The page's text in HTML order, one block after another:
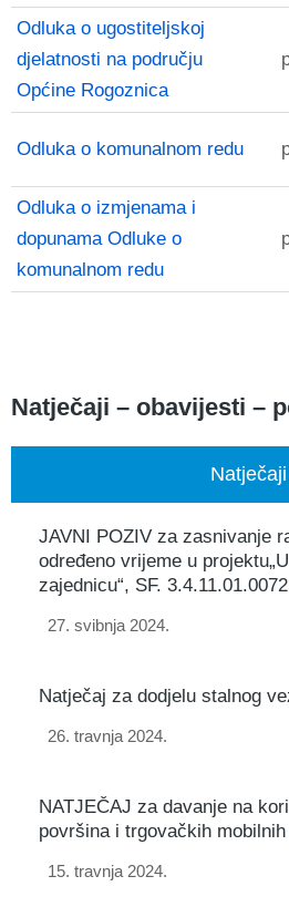
Odluka o ugostiteljskoj
djelatnosti na području
Općine Rogoznica
Odluka o komunalnom redu
Odluka o izmjenama i
dopunama Odluke o
komunalnom redu
Natječaji – obavijesti –
Natječaji
JAVNI POZIV za zasnivanje
određeno vrijeme u
zajednicu“, SF. 3.4.11.01.0072
27. svibnja 2024.
Natječaj za dodjelu stalnog
26. travnja 2024.
NATJEČAJ za davanje na
površina i trgovačkih
15. travnja 2024.